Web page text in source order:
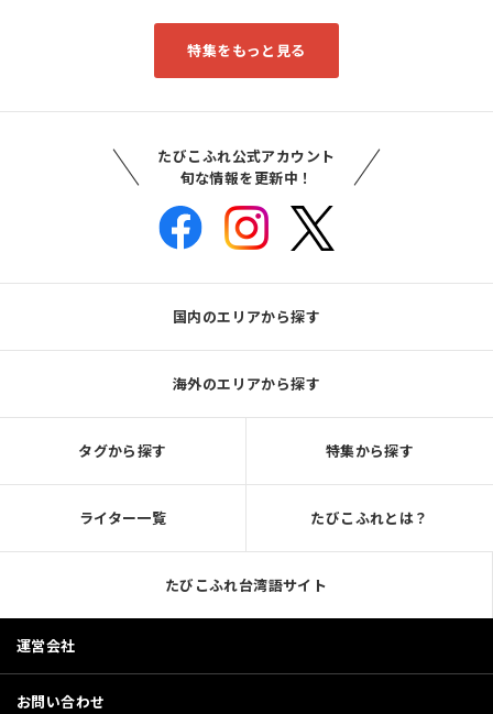
特集をもっと見る
たびこふれ公式アカウント
旬な情報を更新中！
国内のエリアから探す
海外のエリアから探す
タグから探す 特集から探す
ライター一覧 たびこふれとは？
たびこふれ台湾語サイト
運営会社
お問い合わせ